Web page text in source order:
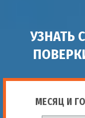
УЗНАТЬ
МЕСЯЦ И